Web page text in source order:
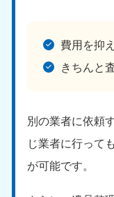
費用を抑
きちんと
別の業者に依頼
じ業者に行って
が可能です。